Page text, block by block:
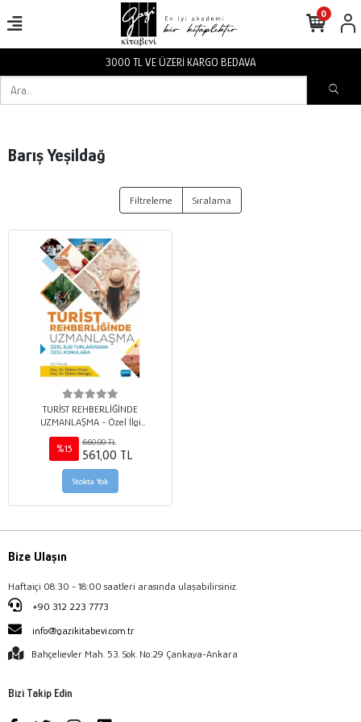
3000 TL VE ÜZERİ KARGO BEDAVA
0
Barış Yeşildağ
Filtreleme Sıralama
TURİST REHBERLİĞİNDE
UZMANLAŞMA - Özel İlgi
Turlarından Özel Konulara
%15
660,00 TL
561,00 TL
Stokta Yok
Bize Ulaşın
Haftaiçi 08:30 - 18:00 saatleri arasında ulaşabilirsiniz.
+90 312 223 7773
info@gazikitabevi.com.tr
Bahçelievler Mah. 53. Sok. No:29 Çankaya-Ankara
Bizi Takip Edin